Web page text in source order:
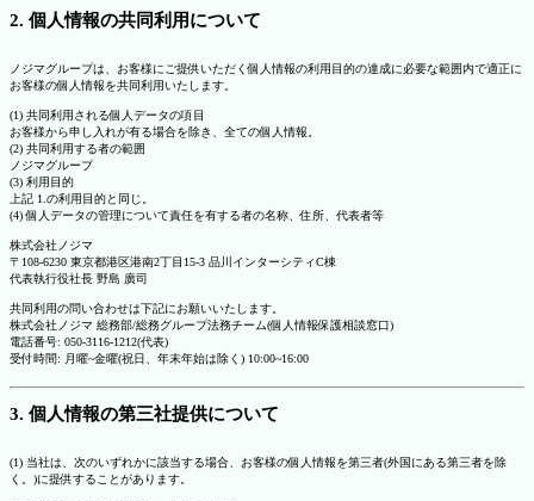
2. 個人情報の共同利用について
ノジマグループは、お客様にご提供いただく個人情報の利用目的の達成に必要な範囲内で適正に
お客様の個人情報を共同利用いたします。
(1) 共同利用される個人データの項目
お客様から申し入れが有る場合を除き、全ての個人情報。
(2) 共同利用する者の範囲
ノジマグループ
(3) 利用目的
上記 1.の利用目的と同じ。
(4) 個人データの管理について責任を有する者の名称、住所、代表者等
株式会社ノジマ
〒108-6230 東京都港区港南2丁目15-3 品川インターシティC棟
代表執行役社長 野島 廣司
共同利用の問い合わせは下記にお願いいたします。
株式会社ノジマ 総務部/総務グループ法務チーム(個人情報保護相談窓口)
電話番号: 050-3116-1212(代表)
受付時間: 月曜~金曜(祝日、年末年始は除く) 10:00~16:00
3. 個人情報の第三社提供について
(1) 当社は、次のいずれかに該当する場合、お客様の個人情報を第三者(外国にある第三者を除
く。)に提供することがあります。